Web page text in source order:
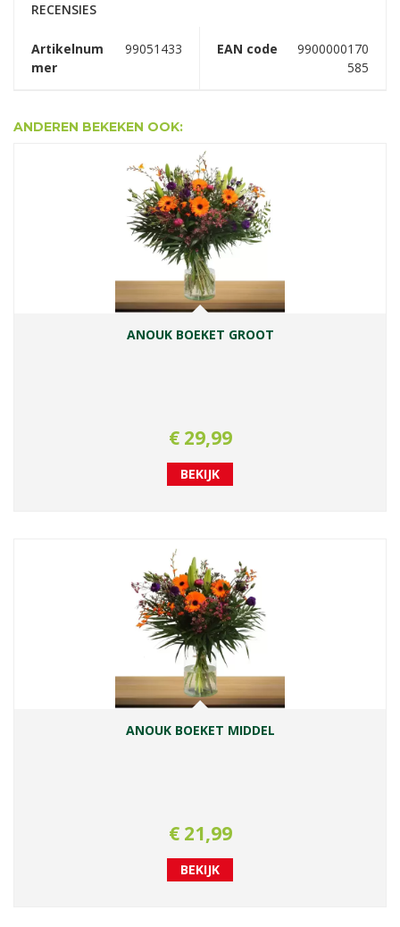
RECENSIES
Artikelnum
mer
99051433 EAN code
9900000170
585
ANDEREN BEKEKEN OOK:
ANOUK BOEKET GROOT
€ 29,99
BEKIJK
ANOUK BOEKET MIDDEL
€ 21,99
BEKIJK